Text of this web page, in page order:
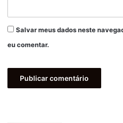
Salvar meus dados neste
eu comentar.